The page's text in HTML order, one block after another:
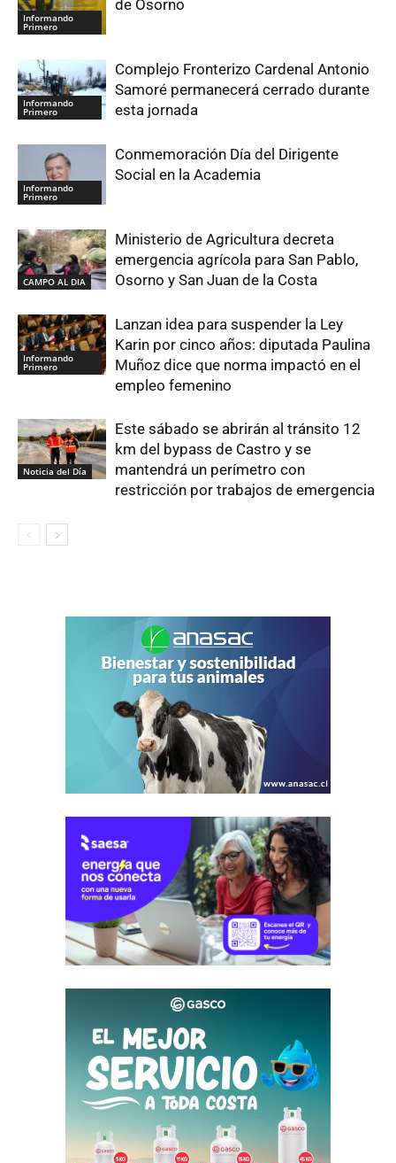
Informando
Primero
de Osorno
Informando
Primero
Complejo Fronterizo Cardenal Antonio
Samoré permanecerá cerrado durante
esta jornada
Informando
Primero
Conmemoración Día del Dirigente
Social en la Academia
CAMPO AL DIA
Ministerio de Agricultura decreta
emergencia agrícola para San Pablo,
Osorno y San Juan de la Costa
Informando
Primero
Lanzan idea para suspender la Ley
Karin por cinco años: diputada Paulina
Muñoz dice que norma impactó en el
empleo femenino
Noticia del Día
Este sábado se abrirán al tránsito 12
km del bypass de Castro y se
mantendrá un perímetro con
restricción por trabajos de emergencia